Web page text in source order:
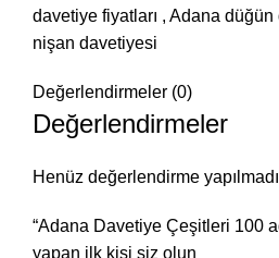
davetiye fiyatları , Adana
nişan davetiyesi
Değerlendirmeler (0)
Değerlendirmeler
Henüz değerlendirme
“Adana Davetiye Çeşitleri 100
yapan ilk kişi siz olun